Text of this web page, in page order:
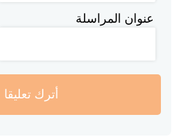
عنوان المراسلة
أترك تعليقا